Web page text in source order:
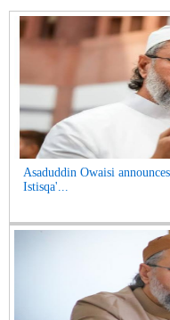
Asaduddin Owaisi
Istisqa'...